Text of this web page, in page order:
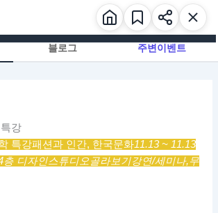
블로그 주변이벤트
강
특강패션과 인간, 한국문화11.13 ~ 11.13
층 디자인스튜디오골라보기강연/세미나,무